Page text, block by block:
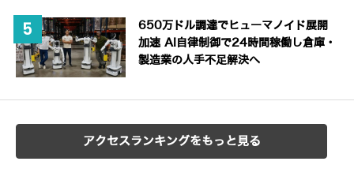
650万ドル調達でヒューマノイド展開
加速 AI自律制御で24時間稼働し倉庫・
製造業の人手不足解決へ
アクセスランキングをもっと見る